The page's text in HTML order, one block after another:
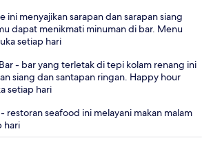
ini menyajikan sarapan dan sarapan siang
dapat menikmati minuman di bar. Menu
setiap hari
- bar yang terletak di tepi kolam renang ini
siang dan santapan ringan. Happy hour
setiap hari
restoran seafood ini melayani makan malam
hari